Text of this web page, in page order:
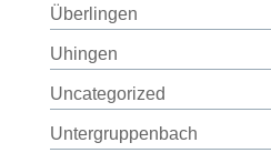
Überlingen
Uhingen
Uncategorized
Untergruppenbach